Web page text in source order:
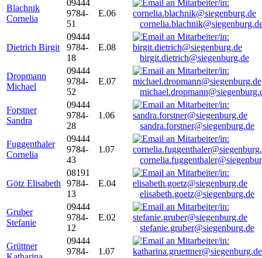
Blachnik
Cornelia
09444
9784-
51
E.06
Dietrich Birgit
09444
9784-
18
E.08
birgit.dietrich@siegenburg.de
Dropmann
Michael
09444
9784-
52
E.07
Forstner
Sandra
09444
9784-
28
1.06
sandra.forstner@siegenburg.de
Fuggenthaler
Cornelia
09444
9784-
43
1.07
Götz Elisabeth
08191
9784-
13
E.04
elisabeth.goetz@siegenburg.de
Gruber
Stefanie
09444
9784-
12
E.02
stefanie.gruber@siegenburg.de
Grüttner
09444
9784-
1.07